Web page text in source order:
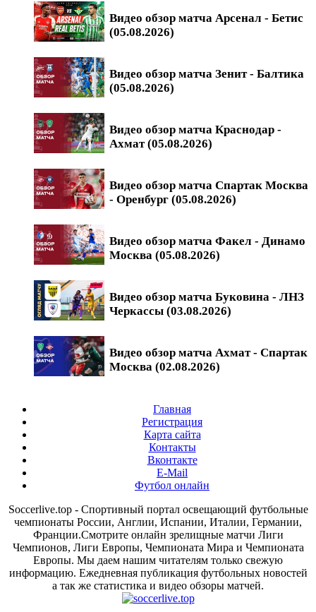
Видео обзор матча Арсенал - Бетис
(05.08.2026)
Видео обзор матча Зенит - Балтика
(05.08.2026)
Видео обзор матча Краснодар -
Ахмат (05.08.2026)
Видео обзор матча Спартак Москва
- Оренбург (05.08.2026)
Видео обзор матча Факел - Динамо
Москва (05.08.2026)
Видео обзор матча Буковина - ЛНЗ
Черкассы (03.08.2026)
Видео обзор матча Ахмат - Спартак
Москва (02.08.2026)
Главная
Регистрация
Карта сайта
Контакты
Вконтакте
E-Mail
Футбол онлайн
Soccerlive.top - Спортивный портал освещающий футбольные
чемпионаты России, Англии, Испании, Италии, Германии,
Франции.Смотрите онлайн зрелищные матчи Лиги
Чемпионов, Лиги Европы, Чемпионата Мира и Чемпионата
Европы. Мы даем нашим читателям только свежую
информацию. Ежедневная публикация футбольных новостей
а так же статистика и видео обзоры матчей.